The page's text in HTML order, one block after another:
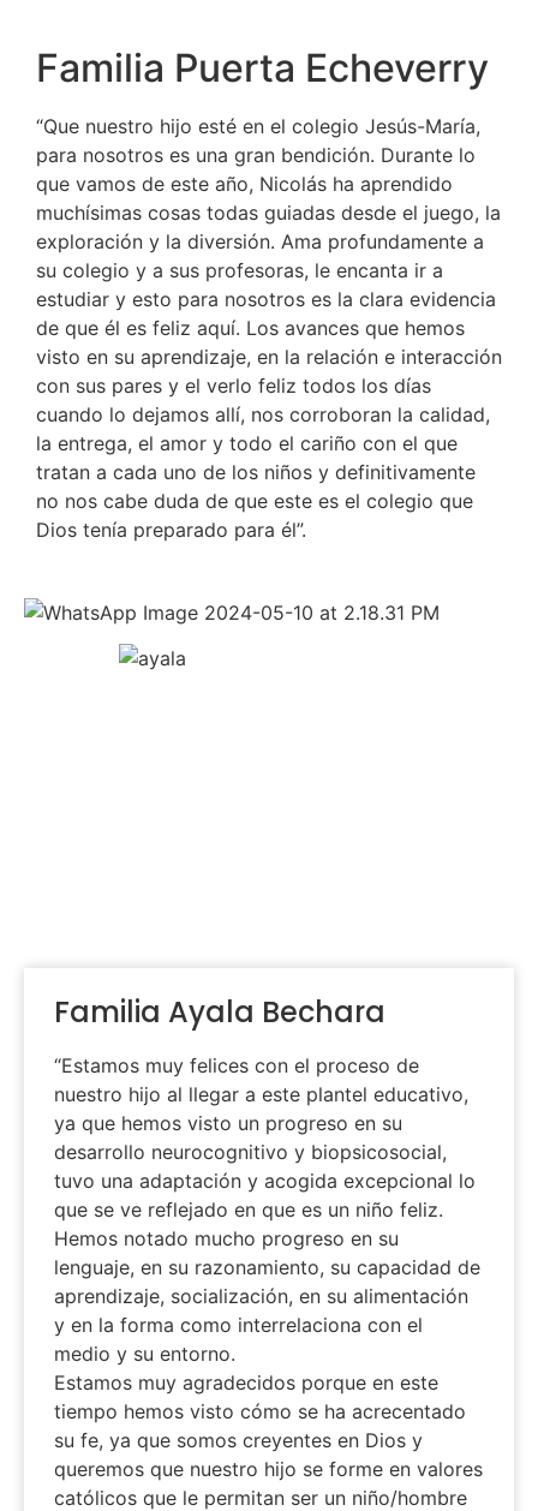
Familia Puerta Echeverry
“Que nuestro hijo esté en el colegio Jesús-María,
para nosotros es una gran bendición. Durante lo
que vamos de este año, Nicolás ha aprendido
muchísimas cosas todas guiadas desde el juego, la
exploración y la diversión. Ama profundamente a
su colegio y a sus profesoras, le encanta ir a
estudiar y esto para nosotros es la clara evidencia
de que él es feliz aquí. Los avances que hemos
visto en su aprendizaje, en la relación e interacción
con sus pares y el verlo feliz todos los días
cuando lo dejamos allí, nos corroboran la calidad,
la entrega, el amor y todo el cariño con el que
tratan a cada uno de los niños y definitivamente
no nos cabe duda de que este es el colegio que
Dios tenía preparado para él”.
Familia Ayala Bechara
“Estamos muy felices con el proceso de
nuestro hijo al llegar a este plantel educativo,
ya que hemos visto un progreso en su
desarrollo neurocognitivo y biopsicosocial,
tuvo una adaptación y acogida excepcional lo
que se ve reflejado en que es un niño feliz.
Hemos notado mucho progreso en su
lenguaje, en su razonamiento, su capacidad de
aprendizaje, socialización, en su alimentación
y en la forma como interrelaciona con el
medio y su entorno.
Estamos muy agradecidos porque en este
tiempo hemos visto cómo se ha acrecentado
su fe, ya que somos creyentes en Dios y
queremos que nuestro hijo se forme en valores
católicos que le permitan ser un niño/hombre